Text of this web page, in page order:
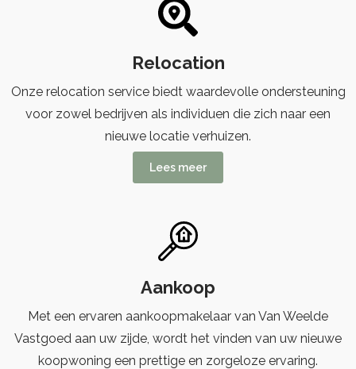
Relocation
Onze relocation service biedt waardevolle ondersteuning
voor zowel bedrijven als individuen die zich naar een
nieuwe locatie verhuizen.
Lees meer
Aankoop
Met een ervaren aankoopmakelaar van Van Weelde
Vastgoed aan uw zijde, wordt het vinden van uw nieuwe
koopwoning een prettige en zorgeloze ervaring.